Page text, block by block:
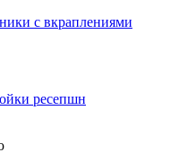
с вкраплениями
ресепшн